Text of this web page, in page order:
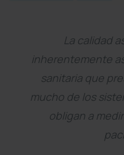
La calidad
inherentemente
sanitaria que
mucho de los
obligan a